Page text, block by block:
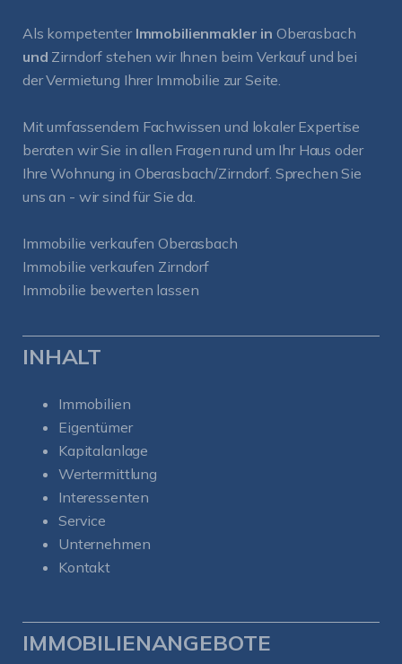
Als kompetenter Immobilienmakler in Oberasbach
und Zirndorf stehen wir Ihnen beim Verkauf und bei
der Vermietung Ihrer Immobilie zur Seite.
Mit umfassendem Fachwissen und lokaler Expertise
beraten wir Sie in allen Fragen rund um Ihr Haus oder
Ihre Wohnung in Oberasbach/Zirndorf. Sprechen Sie
uns an - wir sind für Sie da.
Immobilie verkaufen Oberasbach
Immobilie verkaufen Zirndorf
Immobilie bewerten lassen
INHALT
Immobilien
Eigentümer
Kapitalanlage
Wertermittlung
Interessenten
Service
Unternehmen
Kontakt
IMMOBILIENANGEBOTE